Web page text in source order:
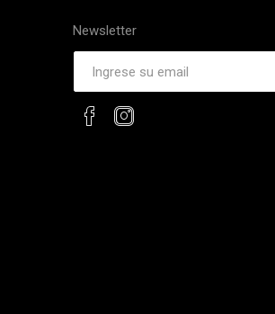
Newsletter